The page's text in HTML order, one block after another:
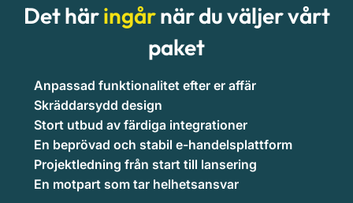
Det häringårnär du väljer vårt
paket
Anpassad funktionalitet efter er affär
Skräddarsydd design
Stort utbud av färdiga integrationer
En beprövad och stabil e-handelsplattform
Projektledning från start till lansering
En motpart som tar helhetsansvar